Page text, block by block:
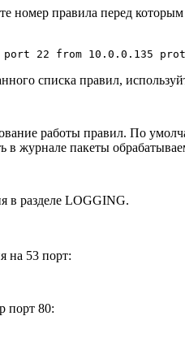
номер правила перед
22 from 10.0.0.135
списка правил,
работы правил. По
в журнале пакеты
в разделе LOGGING.
на 53 порт:
порт 80: